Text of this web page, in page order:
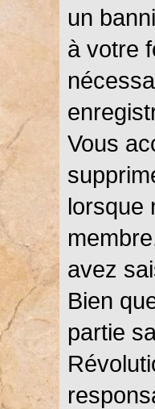
un
à votre
Vous
lorsque
avez
Bien
partie